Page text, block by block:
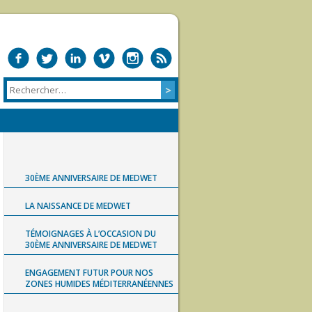
30ÈME ANNIVERSAIRE DE MEDWET
LA NAISSANCE DE MEDWET
TÉMOIGNAGES À L’OCCASION DU
30ÈME ANNIVERSAIRE DE MEDWET
ENGAGEMENT FUTUR POUR NOS
ZONES HUMIDES MÉDITERRANÉENNES